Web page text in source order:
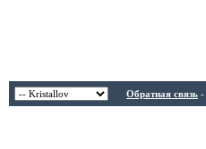
Обратная связь -